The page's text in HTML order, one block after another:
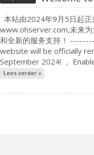
本站由2024年9月5日起正
www.ohserver.com,未来
和全新的服务支持！
website will be officially
September 2024! ，
Lees verder »